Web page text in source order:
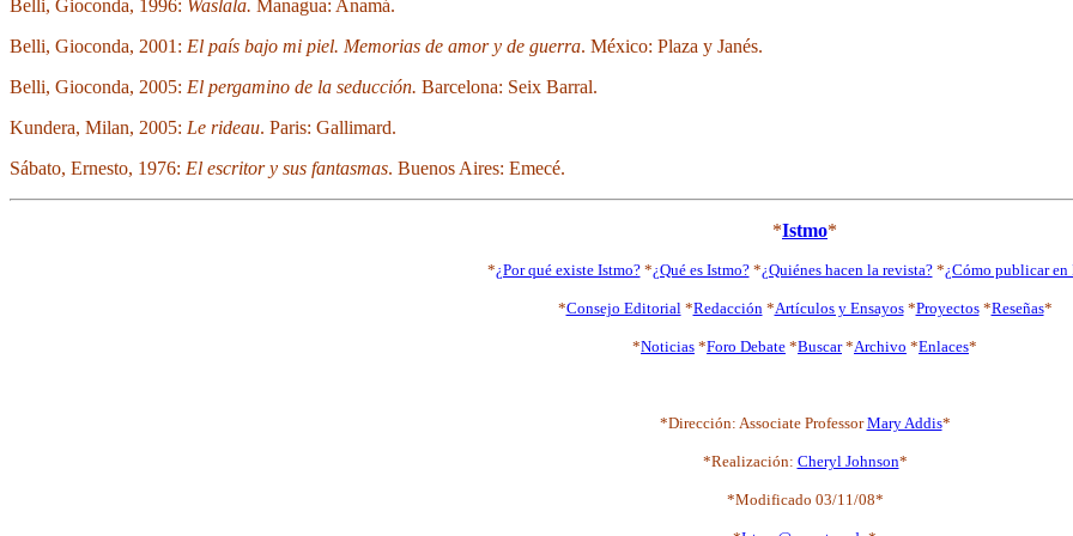
Belli, Gioconda, 1996: Waslala. Managua: Anamá.
Belli, Gioconda, 2001: El país bajo mi piel. Memorias de amor y de guerra. México: Plaza y Janés.
Belli, Gioconda, 2005: El pergamino de la seducción. Barcelona: Seix Barral.
Kundera, Milan, 2005: Le rideau. Paris: Gallimard.
Sábato, Ernesto, 1976: El escritor y sus fantasmas. Buenos Aires: Emecé.
*Istmo*
*¿Por qué existe Istmo?*¿Qué es Istmo?*¿Quiénes hacen la revista?*¿Cómo publicar en
*Consejo Editorial*Redacción*Artículos y Ensayos*Proyectos*Reseñas*
*Noticias *Foro Debate *Buscar*Archivo *Enlaces*
*Dirección: Associate ProfessorMary Addis*
*Realización: Cheryl Johnson*
*Modificado 03/11/08*